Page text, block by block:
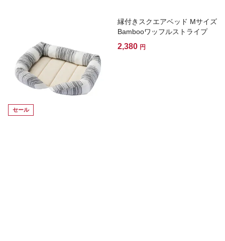
セール
縁付きスクエアベッド Mサイズ
Bambooワッフルストライプ
2,380 円